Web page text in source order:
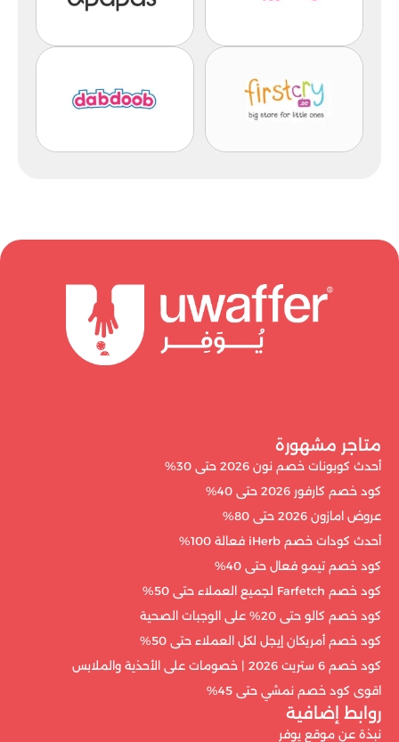
متاجر مشهورة
أحدث كوبونات خصم نون 2026 حتى 30%
كود خصم كارفور 2026 حتى 40%
عروض امازون 2026 حتى 80%
أحدث كودات خصم iHerb فعالة 100%
كود خصم تيمو فعال حتى 40%
كود خصم Farfetch لجميع العملاء حتى 50%
كود خصم كالو حتى 20% على الوجبات الصحية
كود خصم أمريكان إيجل لكل العملاء حتى 50%
كود خصم 6 ستريت 2026 | خصومات على الأحذية والملابس
اقوى كود خصم نمشي حتى 45%
روابط إضافية
نبذة عن موقع يوفر